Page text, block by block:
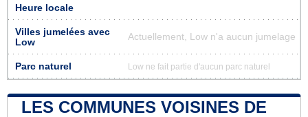
Heure locale
Villes jumelées avec
Low
Actuellement, Low n'a aucun jumelage
Parc naturel Low ne fait partie d'aucun parc naturel
LES COMMUNES VOISINES DE